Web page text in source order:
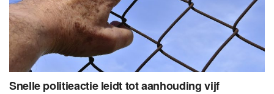
Snelle politieactie leidt tot aanhouding vijf